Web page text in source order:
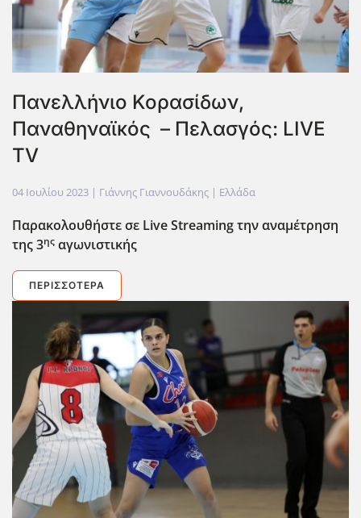
Πανελλήνιο Κορασίδων,
Παναθηναϊκός – Πελασγός: LIVE
TV
04 Ιουλίου 2023 | Γιάννης Γιαννουδάκης | Ελλάδα
Παρακολουθήστε σε LiveStreamingτην αναμέτρηση
της 3ης αγωνιστικής
ΠΕΡΙΣΣΌΤΕΡΑ